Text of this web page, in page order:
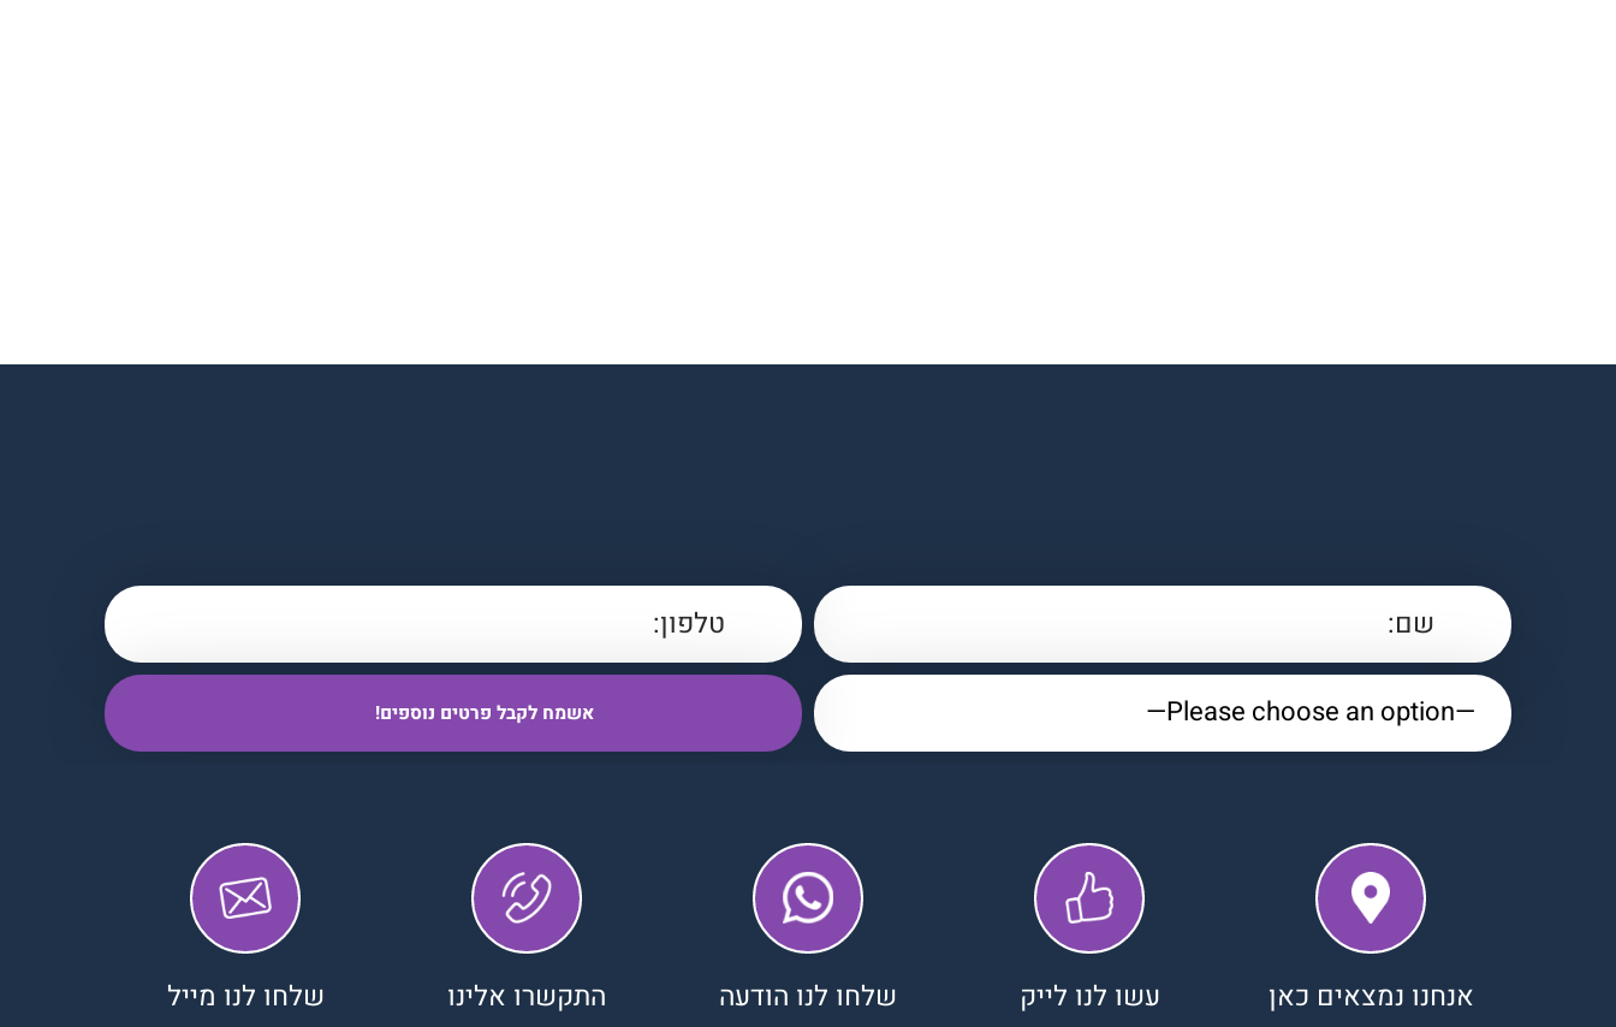
אנחנו נמצאים כאן עשו לנו לייק שלחו לנו הודעה התקשרו אלינו שלחו לנו מייל